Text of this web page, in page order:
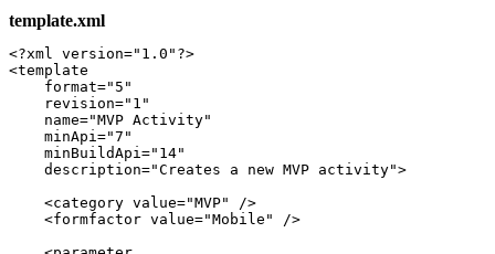
template.xml
<?xml version="1.0"?>
<template
    format="5"
    revision="1"
    name="MVP Activity"
    minApi="7"
    minBuildApi="14"
    description="Creates a new MVP activity">
    <category value="MVP" />
    <formfactor value="Mobile" />